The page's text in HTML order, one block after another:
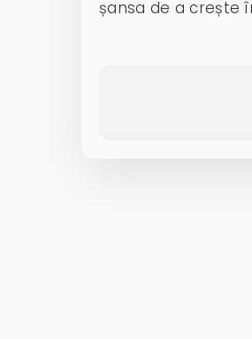
șansa de a crește